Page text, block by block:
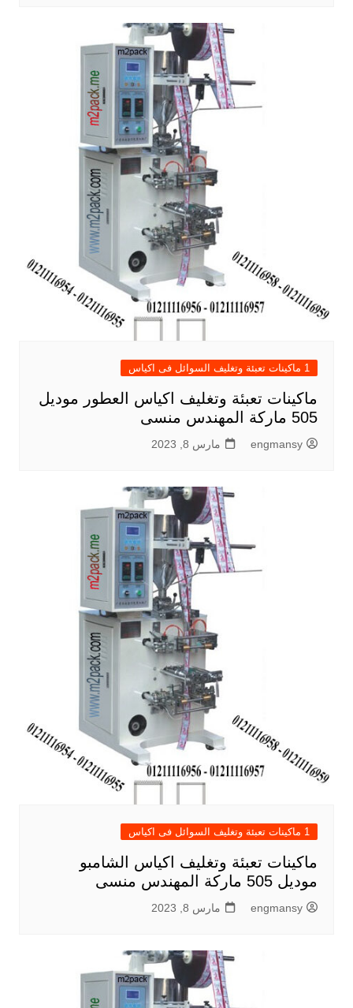
1 ماكينات تعبئة وتغليف السوائل فى اكياس
ماكينات تعبئة وتغليف اكياس العطور موديل
505 ماركة المهندس منسى
engmansy مارس 8, 2023
1 ماكينات تعبئة وتغليف السوائل فى اكياس
ماكينات تعبئة وتغليف اكياس الشامبو
موديل 505 ماركة المهندس منسى
engmansy مارس 8, 2023